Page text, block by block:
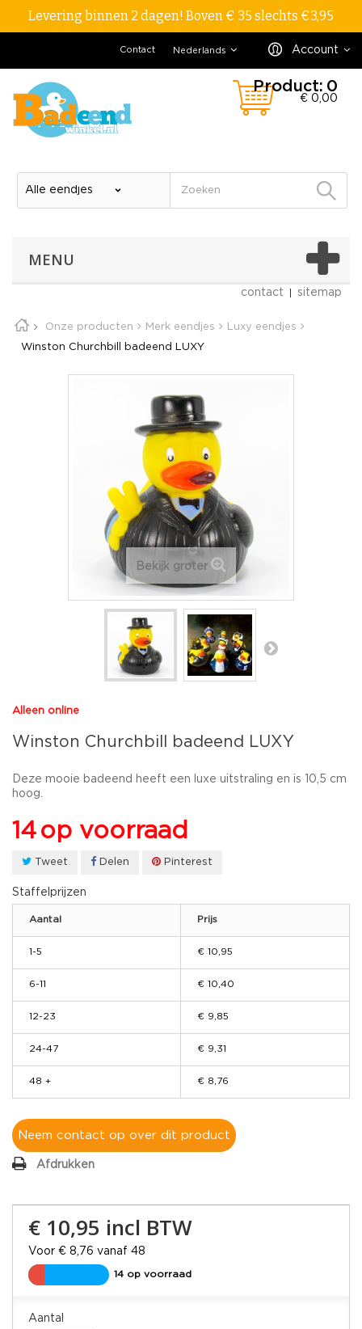
Levering binnen 2 dagen! Boven € 35 slechts €3,95
Account
Nederlands
Contact
Product: 0
€ 0,00
MENU
contact sitemap
Onze producten Merk eendjes Luxy eendjes
Winston Churchbill badeend LUXY
Bekijk groter
Alleen online
Winston Churchbill badeend LUXY
Deze mooie badeend heeft een luxe uitstraling en is 10,5 cm
hoog.
14 op voorraad
Tweet Delen Pinterest
Staffelprijzen
Aantal Prijs
1-5 € 10,95
6-11 € 10,40
12-23 € 9,85
24-47 € 9,31
48 + € 8,76
Neem contact op over dit product
Afdrukken
€ 10,95 incl BTW
Voor € 8,76 vanaf 48
14 op voorraad
Aantal